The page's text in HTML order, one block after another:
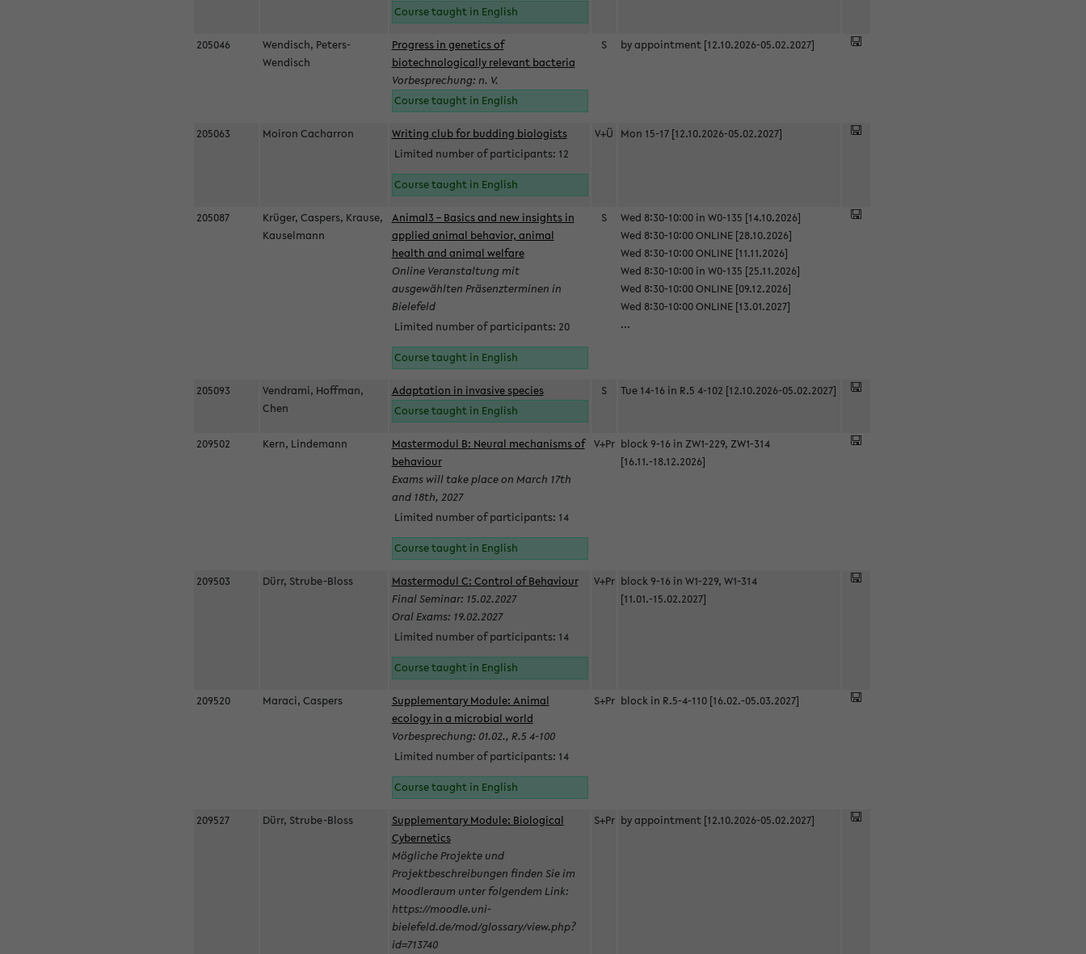
Course taught in English
205046
Wendisch, Peters-
Wendisch
Progress in genetics of
biotechnologically relevant bacteria
Vorbesprechung: n. V.
Course taught in English
S by appointment [12.10.2026-05.02.2027]
205063 Moiron Cacharron
Writing club for budding biologists
Limited number of participants: 12
Course taught in English
V+Ü Mon 15-17 [12.10.2026-05.02.2027]
205087
Krüger, Caspers, Krause,
Kauselmann
Animal3 – Basics and new insights in
applied animal behavior, animal
health and animal welfare
Online Veranstaltung mit
ausgewählten Präsenzterminen in
Bielefeld
Limited number of participants: 20
Course taught in English
S
Wed 8:30-10:00 in W0-135 [14.10.2026]
Wed 8:30-10:00 ONLINE [28.10.2026]
Wed 8:30-10:00 ONLINE [11.11.2026]
Wed 8:30-10:00 in W0-135 [25.11.2026]
Wed 8:30-10:00 ONLINE [09.12.2026]
Wed 8:30-10:00 ONLINE [13.01.2027]
...
205093
Vendrami, Hoffman,
Chen
Adaptation in invasive species
Course taught in English
S Tue 14-16 in R.5 4-102 [12.10.2026-05.02.2027]
209502 Kern, Lindemann
Mastermodul B: Neural mechanisms of
behaviour
Exams will take place on March 17th
and 18th, 2027
Limited number of participants: 14
Course taught in English
V+Pr block 9-16 in ZW1-229, ZW1-314
[16.11.-18.12.2026]
209503 Dürr, Strube-Bloss
Mastermodul C: Control of Behaviour
Final Seminar: 15.02.2027
Oral Exams: 19.02.2027
Limited number of participants: 14
Course taught in English
V+Pr block 9-16 in W1-229, W1-314
[11.01.-15.02.2027]
209520 Maraci, Caspers
Supplementary Module: Animal
ecology in a microbial world
Vorbesprechung: 01.02., R.5 4-100
Limited number of participants: 14
Course taught in English
S+Pr block in R.5-4-110 [16.02.-05.03.2027]
209527 Dürr, Strube-Bloss
Supplementary Module: Biological
Cybernetics
Mögliche Projekte und
Projektbeschreibungen finden Sie im
Moodleraum unter folgendem Link:
https://moodle.uni-
bielefeld.de/mod/glossary/view.php?
id=713740
S+Pr by appointment [12.10.2026-05.02.2027]